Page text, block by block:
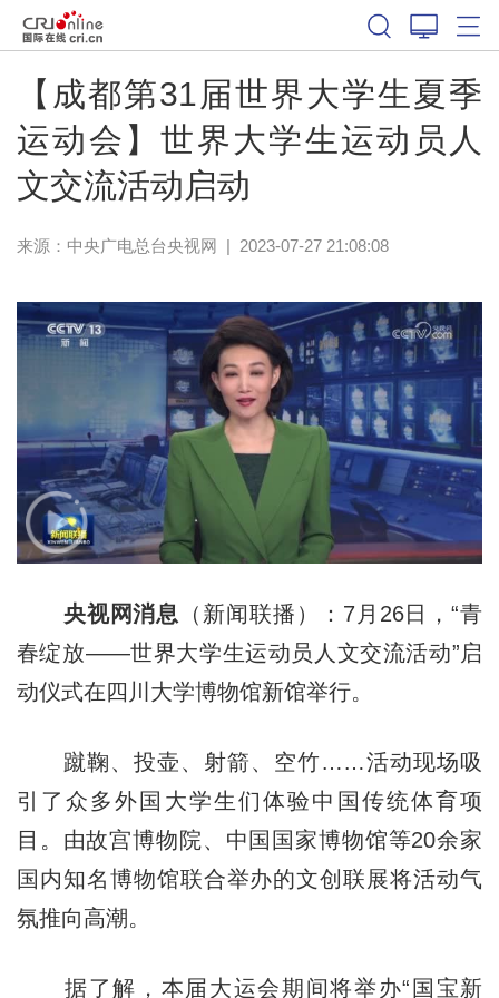
【成都第31届世界大学生夏季
运动会】世界大学生运动员人
文交流活动启动
来源： 中央广电总台央视网 | 2023-07-27 21:08:08
央视网消息
（新闻联播）：7月26日，“青
春绽放——世界大学生运动员人文交流活动”启
动仪式在四川大学博物馆新馆举行。
蹴鞠、投壶、射箭、空竹……活动现场吸
引了众多外国大学生们体验中国传统体育项
目。由故宫博物院、中国国家博物馆等20余家
国内知名博物馆联合举办的文创联展将活动气
氛推向高潮。
据了解，本届大运会期间将举办“国宝新